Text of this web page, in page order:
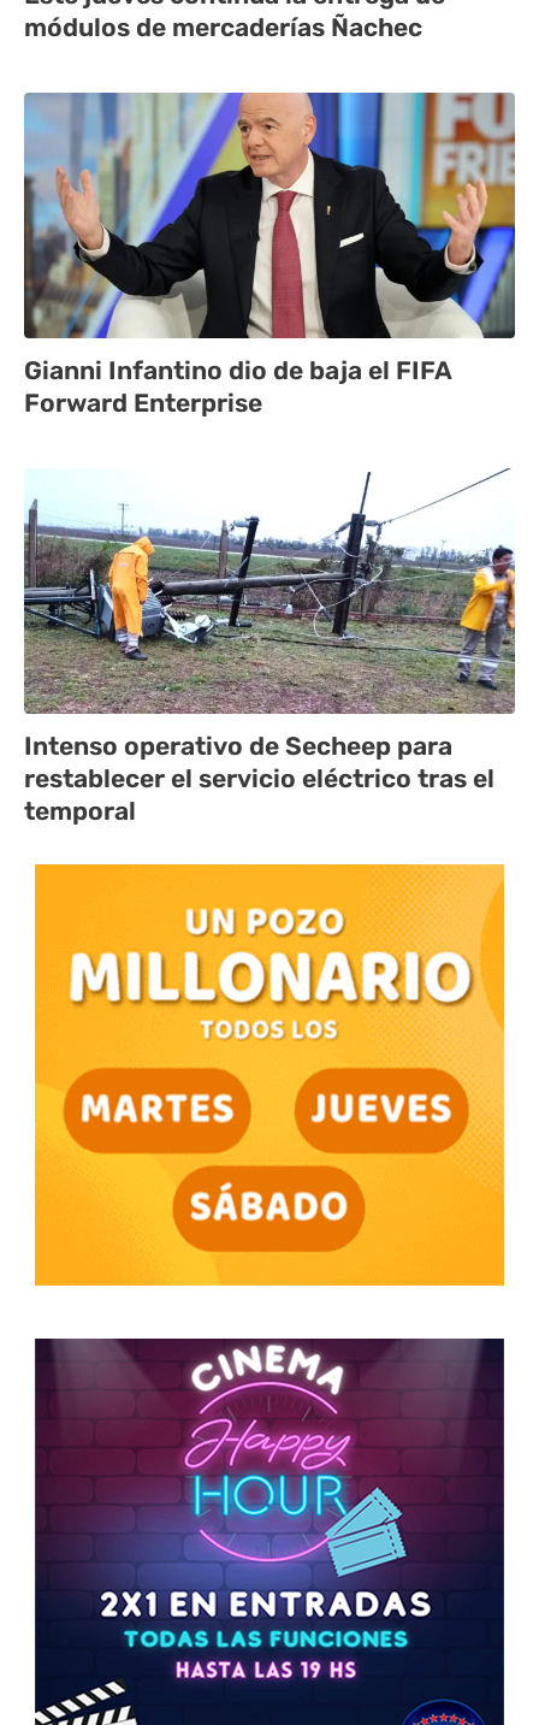
módulos de mercaderías Ñachec
Gianni Infantino dio de baja el FIFA
Forward Enterprise
Intenso operativo de Secheep para
restablecer el servicio eléctrico tras el
temporal